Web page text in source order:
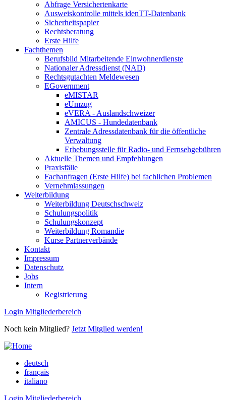
Abfrage Versichertenkarte
Ausweiskontrolle mittels idenTT-Datenbank
Sicherheitspapier
Rechtsberatung
Erste Hilfe
Fachthemen
Berufsbild Mitarbeitende Einwohnerdienste
Nationaler Adressdienst (NAD)
Rechtsgutachten Meldewesen
EGovernment
eMISTAR
eUmzug
eVERA - Auslandschweizer
AMICUS - Hundedatenbank
Zentrale Adressdatenbank für die öffentliche
Verwaltung
Erhebungsstelle für Radio- und Fernsehgebühren
Aktuelle Themen und Empfehlungen
Praxisfälle
Fachanfragen (Erste Hilfe) bei fachlichen Problemen
Vernehmlassungen
Weiterbildung
Weiterbildung Deutschschweiz
Schulungspolitik
Schulungskonzept
Weiterbildung Romandie
Kurse Partnerverbände
Kontakt
Impressum
Datenschutz
Jobs
Intern
Registrierung
Login Mitgliederbereich
Noch kein Mitglied? Jetzt Mitglied werden!
deutsch
français
italiano
Login Mitgliederbereich